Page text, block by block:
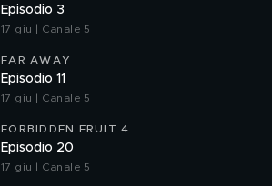
Episodio 3
17 giu | Canale 5
FAR AWAY
Episodio 11
17 giu | Canale 5
FORBIDDEN FRUIT 4
Episodio 20
17 giu | Canale 5